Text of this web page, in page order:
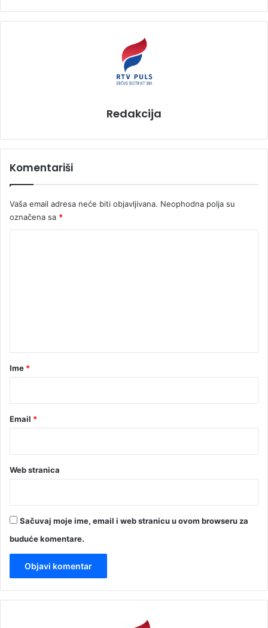
Redakcija
Komentariši
Vaša email adresa neće biti objavljivana. Neophodna polja su
označena sa *
rIme *
Email *
Web stranica
Sačuvaj moje ime, email i web stranicu u ovom browseru za
buduće komentare.